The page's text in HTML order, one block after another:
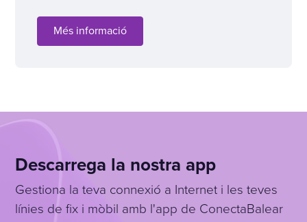
Més informació
Descarrega la nostra app
Gestiona la teva connexió a Internet i les teves
línies de fix i mòbil amb l'app de ConectaBalear